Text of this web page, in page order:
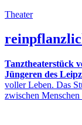
Theater
Tanztheaterstück
Jüngeren des
voller Leben. Das
zwischen